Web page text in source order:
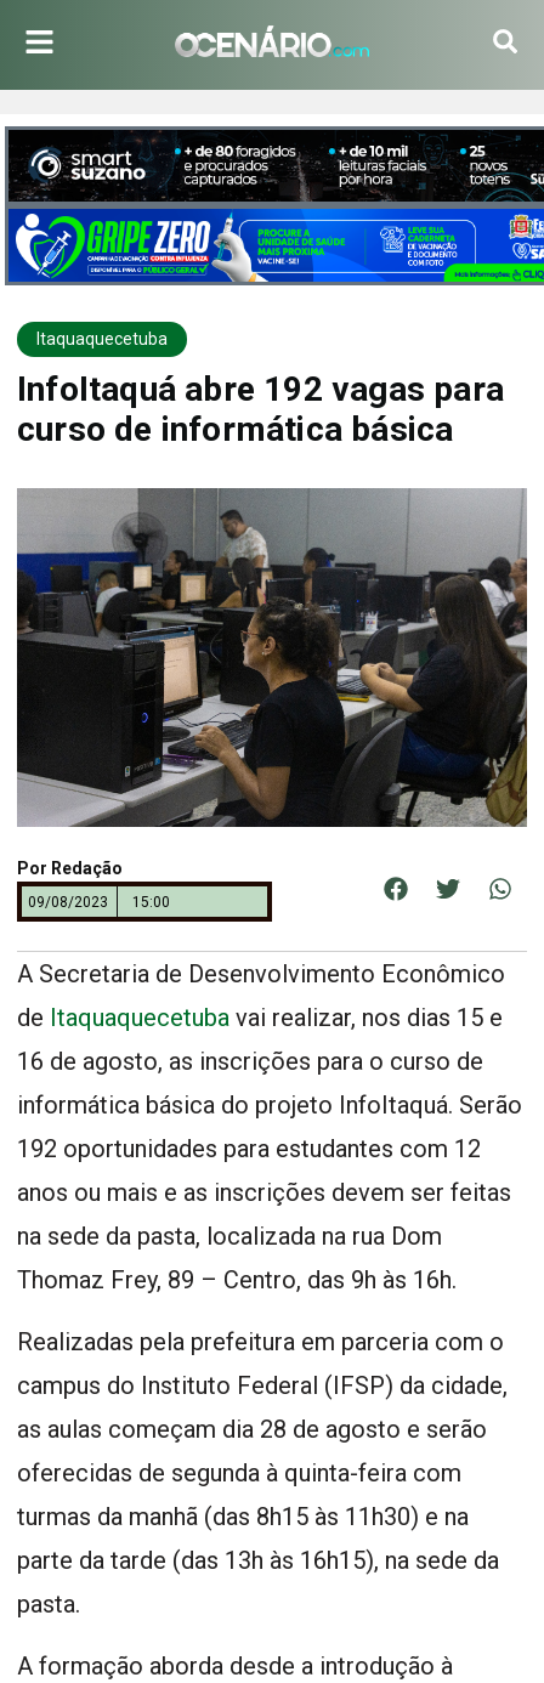
Itaquaquecetuba
InfoItaquá abre 192 vagas para
curso de informática básica
Por Redação
09/08/2023 15:00
A Secretaria de Desenvolvimento Econômico
de Itaquaquecetuba vai realizar, nos dias 15 e
16 de agosto, as inscrições para o curso de
informática básica do projeto InfoItaquá. Serão
192 oportunidades para estudantes com 12
anos ou mais e as inscrições devem ser feitas
na sede da pasta, localizada na rua Dom
Thomaz Frey, 89 – Centro, das 9h às 16h.
Realizadas pela prefeitura em parceria com o
campus do Instituto Federal (IFSP) da cidade,
as aulas começam dia 28 de agosto e serão
oferecidas de segunda à quinta-feira com
turmas da manhã (das 8h15 às 11h30) e na
parte da tarde (das 13h às 16h15), na sede da
pasta.
A formação aborda desde a introdução à